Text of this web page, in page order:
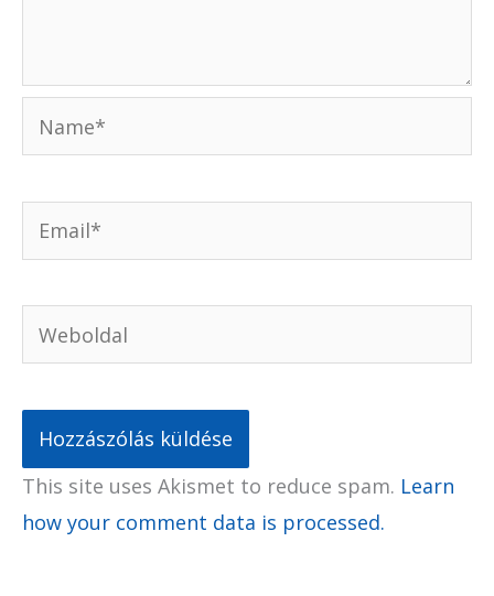
Name*
Email*
Weboldal
This site uses Akismet to reduce spam. Learn
how your comment data is processed.